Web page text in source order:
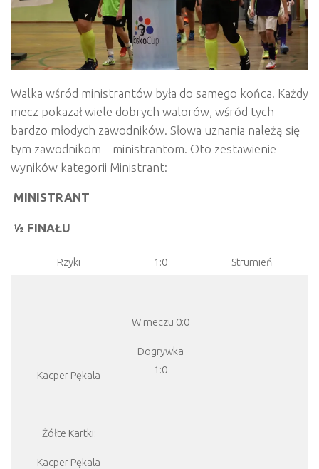
Walka wśród ministrantów była do samego końca. Każdy
mecz pokazał wiele dobrych walorów, wśród tych
bardzo młodych zawodników. Słowa uznania należą się
tym zawodnikom – ministrantom. Oto zestawienie
wyników kategorii Ministrant:
MINISTRANT
½ FINAŁU
Rzyki 1:0 Strumień
Kacper Pękala
Żółte Kartki:
Kacper Pękala
W meczu 0:0
Dogrywka
1:0